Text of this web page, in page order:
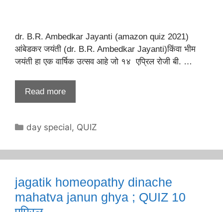
dr. B.R. Ambedkar Jayanti (amazon quiz 2021)
आंबेडकर जयंती (dr. B.R. Ambedkar Jayanti)किंवा भीम
जयंती हा एक वार्षिक उत्सव आहे जो १४ एप्रिल रोजी बी. …
Read more
Categories
day special, QUIZ
jagatik homeopathy dinache
mahatva janun ghya ; QUIZ 10